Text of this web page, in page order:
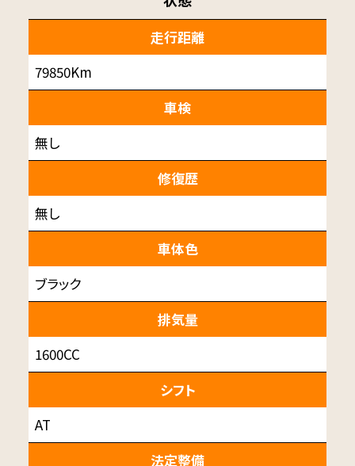
走行距離
79850Km
車検
無し
修復歴
無し
車体色
ブラック
排気量
1600CC
シフト
AT
法定整備